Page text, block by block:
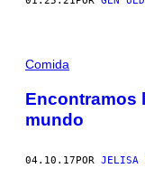
Comida
Encontramos
mundo
04.10.17POR JELISA